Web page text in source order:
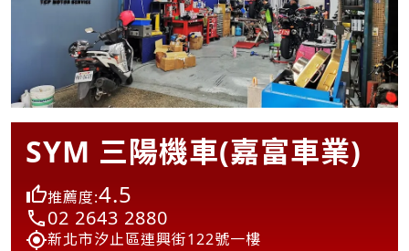
SYM 三陽機車(嘉富車業)
推薦度:4.5
02 2643 2880
新北市汐止區連興街122號一樓